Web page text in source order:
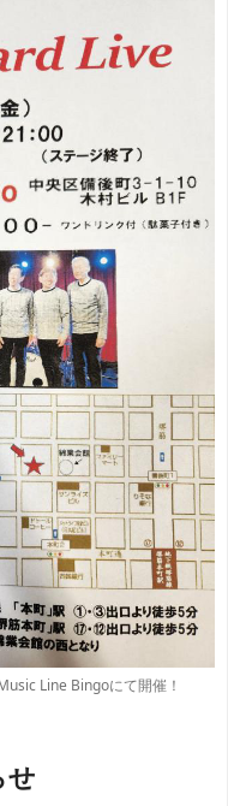
Line Bingoにて開催！
せ